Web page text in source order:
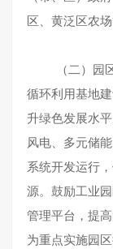
区、黄泛区农
（二）
循环利用基地
升绿色发展水
风电、多元储
系统开发运行
源。鼓励工业
管理平台，提
为重点实施园